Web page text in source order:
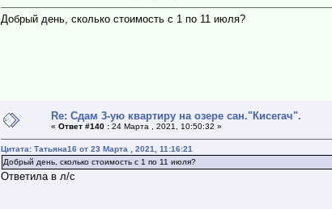
Добрый день, сколько стоимость с 1 по 11 июля?
Re: Сдам 3-ую квартиру на озере сан."Кисегач".
«Ответ #140 : 24 Марта , 2021, 10:50:32 »
Цитата: Татьяна16 от 23 Марта , 2021, 11:16:21
Добрый день, сколько стоимость с 1 по 11 июля?
Ответила в л/с